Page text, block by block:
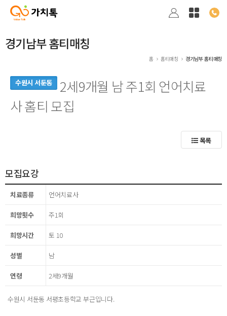
경기남부 홈티매칭
홈 홈티매칭 경기남부 홈티매칭
수원시 서둔동
2세9개월 남 주1회 언어치료
사 홈티 모집
목록
모집요강
치료종류 언어치료사
희망횟수 주1회
희망시간 토 10
성별 남
연령 2세9개월
수원시 서둔동 서평초등학교 부근입니다.